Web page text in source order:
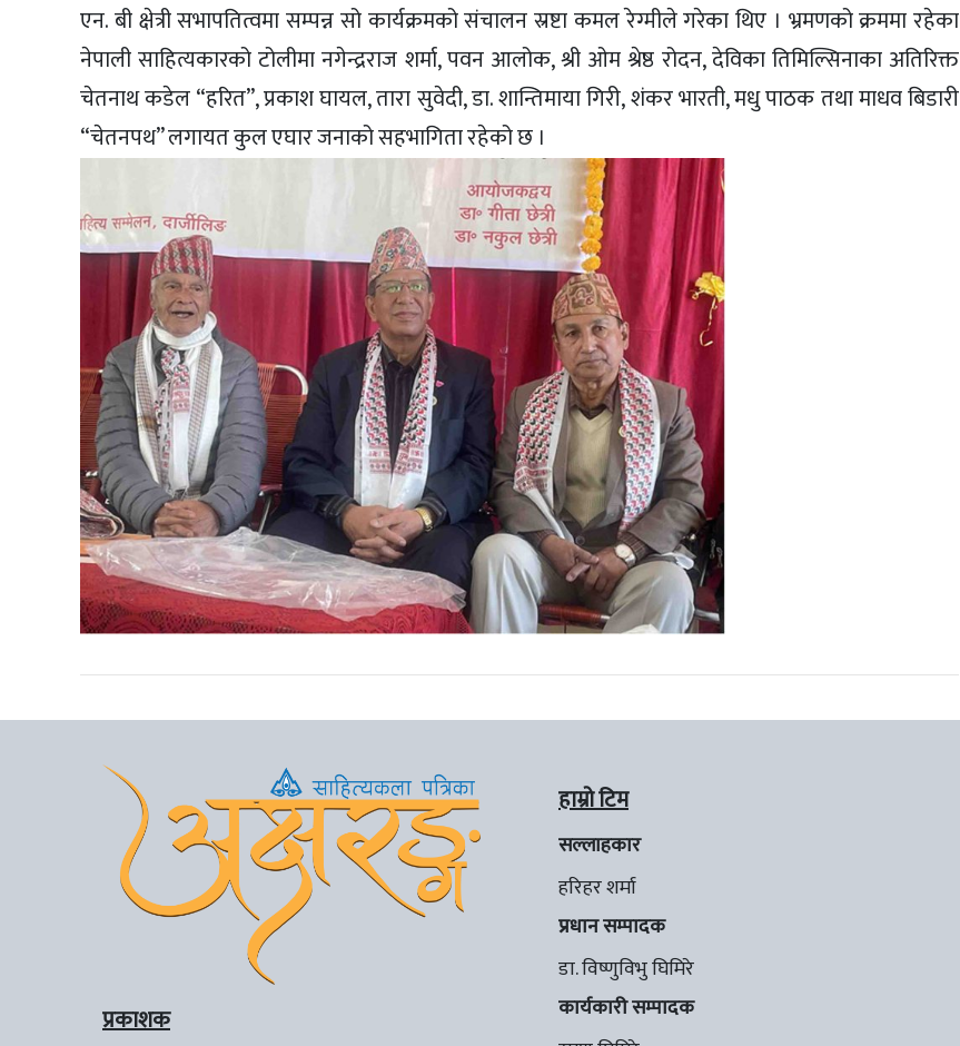
एन. बी क्षेत्री सभापतित्वमा सम्पन्न सो कार्यक्रमको संचालन स्रष्टा कमल रेग्मीले गरेका थिए । भ्रमणको क्रममा रहेका
नेपाली साहित्यकारको टोलीमा नगेन्द्रराज शर्मा, पवन आलोक, श्री ओम श्रेष्ठ रोदन, देविका तिमिल्सिनाका अतिरिक्त
चेतनाथ कडेल “हरित”, प्रकाश घायल, तारा सुवेदी, डा. शान्तिमाया गिरी, शंकर भारती, मधु पाठक तथा माधव बिडारी
“चेतनपथ” लगायत कुल एघार जनाको सहभागिता रहेको छ ।
प्रकाशक
हाम्रो टिम
सल्लाहकार
हरिहर शर्मा
प्रधान सम्पादक
डा. विष्णुविभु घिमिरे
कार्यकारी सम्पादक